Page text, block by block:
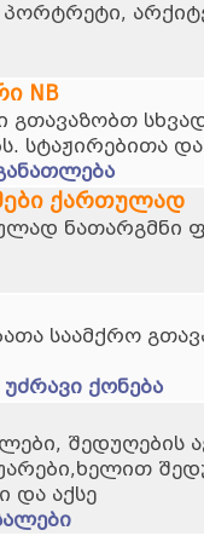
პორტრეტი,
NB
გთავაზობთ
სტაჟირებითა
ქართულად
ნათარგმნი
საამქრო
ქონება
შედუღების
და აქსე